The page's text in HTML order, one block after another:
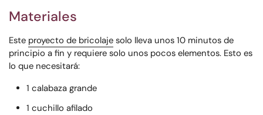
Materiales
Este proyecto de bricolaje solo lleva unos 10 minutos de
principio a fin y requiere solo unos pocos elementos. Esto es
lo que necesitará:
1 calabaza grande
1 cuchillo afilado